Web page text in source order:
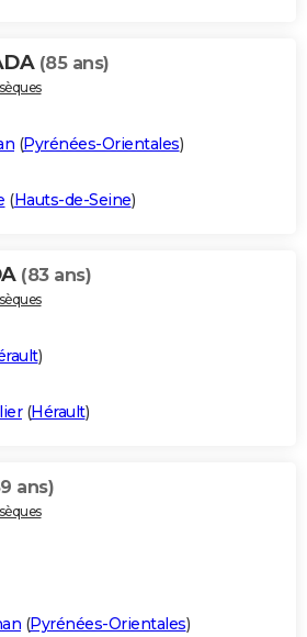
(85 ans)
(Pyrénées-Orientales)
(Hauts-de-Seine)
(83 ans)
)
(Hérault)
ans)
(Pyrénées-Orientales)